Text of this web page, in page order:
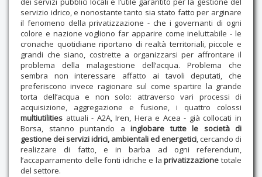
servizio idrico, e nonostante tanto sia stato fatto per arginare
il fenomeno della privatizzazione - che i governanti di ogni
colore e nazione vogliono far apparire come ineluttabile - le
cronache quotidiane riportano di realtà territoriali, piccole e
grandi che siano, costrette a organizzarsi per affrontare il
problema della malagestione dell’acqua. Problema che
sembra non interessare affatto ai tavoli deputati, che
preferiscono invece ragionare sul come spartire la grande
torta dell’acqua e non solo: attraverso vari processi di
acquisizione, aggregazione e fusione, i quattro colossi
multiutilities attuali - A2A, Iren, Hera e Acea - già collocati in
Borsa, stanno puntando a inglobare tutte le società di
gestione dei servizi idrici, ambientali ed energetici, cercando di
realizzare di fatto, e in barba ad ogni referendum,
l’accaparramento delle fonti idriche e laprivatizzazionetotale
del settore.